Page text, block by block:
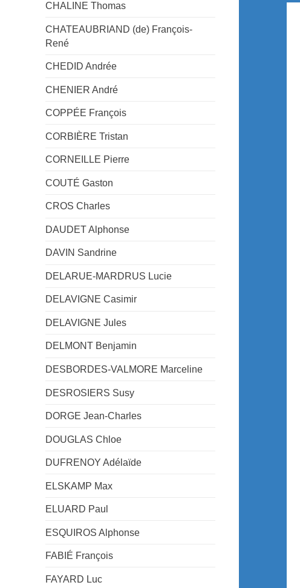
CHALINE Thomas
CHATEAUBRIAND (de) François-
René
CHEDID Andrée
CHENIER André
COPPÉE François
CORBIÈRE Tristan
CORNEILLE Pierre
COUTÉ Gaston
CROS Charles
DAUDET Alphonse
DAVIN Sandrine
DELARUE-MARDRUS Lucie
DELAVIGNE Casimir
DELAVIGNE Jules
DELMONT Benjamin
DESBORDES-VALMORE Marceline
DESROSIERS Susy
DORGE Jean-Charles
DOUGLAS Chloe
DUFRENOY Adélaïde
ELSKAMP Max
ELUARD Paul
ESQUIROS Alphonse
FABIÉ François
FAYARD Luc